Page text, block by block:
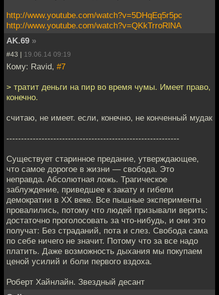
http://www.youtube.com/watch?v=5DHqEq5r5pc
http://www.youtube.com/watch?v=QKkTrroRlNA
AK.69 »
#43 | 19.06.14 09:19
Кому: Ravid, #7
> тратит деньги на пир во время чумы. Имеет право,
конечно.
считаю, не имеет. если, конечно, не конченный мудак
-----------------------------------------------------------
Существует старинное предание, утверждающее,
что самое дорогое в жизни — свобода. Это
неправда. Абсолютная ложь. Трагическое
заблуждение, приведшее к закату и гибели
демократии в XX веке. Все пышные эксперименты
провалились, потому что людей призывали верить:
достаточно проголосовать за что-нибудь, и они это
получат: Без страданий, пота и слез. Свобода сама
по себе ничего не значит. Потому что за все надо
платить. Даже возможность дыхания мы покупаем
ценой усилий и боли первого вздоха.
Роберт Хайнлайн. Звездный десант